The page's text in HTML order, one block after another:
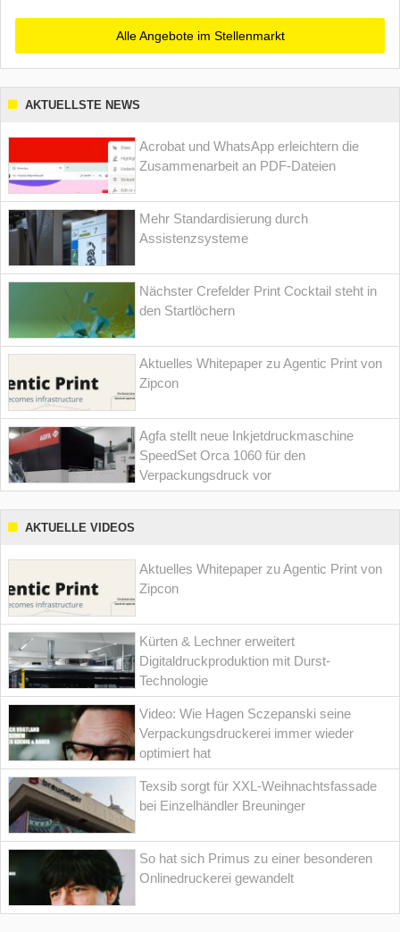
Alle Angebote im Stellenmarkt
AKTUELLSTE NEWS
Acrobat und WhatsApp erleichtern die
Zusammenarbeit an PDF-Dateien
Mehr Standardisierung durch
Assistenzsysteme
Nächster Crefelder Print Cocktail steht in
den Startlöchern
Aktuelles Whitepaper zu Agentic Print von
Zipcon
Agfa stellt neue Inkjetdruckmaschine
SpeedSet Orca 1060 für den
Verpackungsdruck vor
AKTUELLE VIDEOS
Aktuelles Whitepaper zu Agentic Print von
Zipcon
Kürten & Lechner erweitert
Digitaldruckproduktion mit Durst-
Technologie
Video: Wie Hagen Sczepanski seine
Verpackungsdruckerei immer wieder
optimiert hat
Texsib sorgt für XXL-Weihnachtsfassade
bei Einzelhändler Breuninger
So hat sich Primus zu einer besonderen
Onlinedruckerei gewandelt